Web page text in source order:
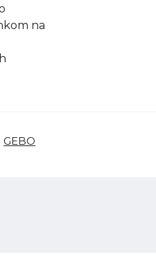
na
GEBO